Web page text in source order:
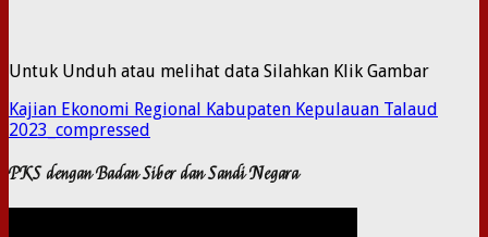
Untuk Unduh atau melihat data Silahkan Klik Gambar
Kajian Ekonomi Regional Kabupaten Kepulauan Talaud
2023_compressed
PKS dengan Badan Siber dan Sandi Negara